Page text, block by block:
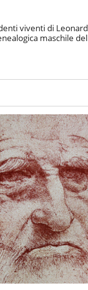
viventi di
maschile
Specializzata in
di scrittura creativa.